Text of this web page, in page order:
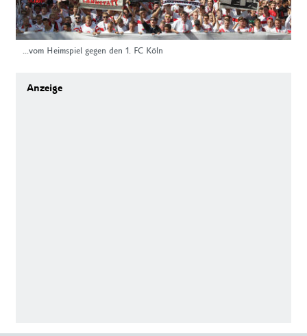
...vom Heimspiel gegen den 1. FC Köln